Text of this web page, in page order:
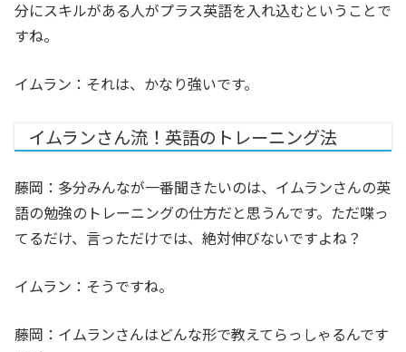
分にスキルがある人がプラス英語を入れ込むということで
すね。
イムラン：それは、かなり強いです。
イムランさん流！英語のトレーニング法
藤岡：多分みんなが一番聞きたいのは、イムランさんの英
語の勉強のトレーニングの仕方だと思うんです。ただ喋っ
てるだけ、言っただけでは、絶対伸びないですよね？
イムラン：そうですね。
藤岡：イムランさんはどんな形で教えてらっしゃるんです